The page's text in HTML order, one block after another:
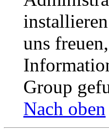
uns
Group
Nach oben